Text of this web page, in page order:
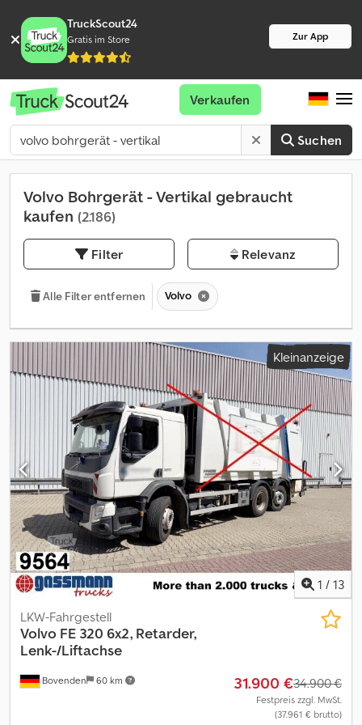
TruckScout24
Gratis im Store Zur App
Suchen
Verkaufen
Volvo Bohrgerät - Vertikal gebraucht
kaufen (2.186)
Filter Relevanz
Alle Filter entfernen Volvo
Kleinanzeige
1 / 13
Bovenden 60 km
LKW-Fahrgestell
Volvo FE 320 6x2, Retarder,
Lenk-/Liftachse
31.900 €34.900 €
Festpreis zzgl. MwSt.
(37.961 € brutto)